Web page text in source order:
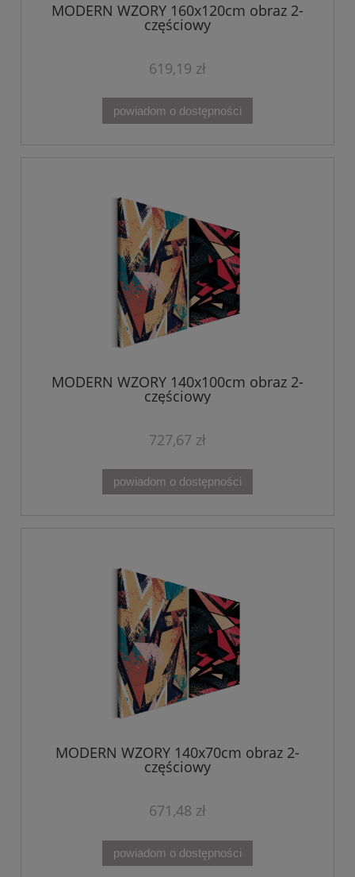
MODERN WZORY 160x120cm obraz 2-
częściowy
619,19 zł
powiadom o dostępności
MODERN WZORY 140x100cm obraz 2-
częściowy
727,67 zł
powiadom o dostępności
MODERN WZORY 140x70cm obraz 2-
częściowy
671,48 zł
powiadom o dostępności